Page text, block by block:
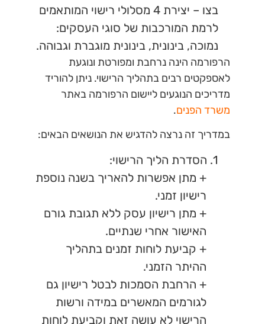
בצו – יצירת 4 מסלולי רישוי המותאמים
לרמת המורכבות של סוגי העסקים:
נמוכה, בינונית, בינונית מוגברת וגבוהה.
הרפורמה הינה נרחבת ומפורטת ונוגעת
לאספקטים רבים בתהליך הרישוי. ניתן להוריד
מדריכים הנוגעים ליישום הרפורמה באתר
משרד הפנים.
במדריך זה נרצה להדגיש את הנושאים הבאים:
1. הסדרת הליך הרישוי:
+ מתן אפשרות להאריך בשנה נוספת
רישיון זמני.
+ מתן רישיון עסק ללא תגובת גורם
האישור אחרי שנתיים.
+ קביעת לוחות זמנים בתהליך
ההיתר הזמני.
+ הרחבת הסמכות לבטל רישיון גם
לגורמים המאשרים במידה ורשות
הרישוי לא עושה זאת וקביעת לוחות